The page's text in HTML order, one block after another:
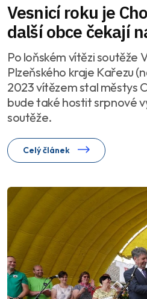
Vesnicí roku je
další obce čekají
Po loňském vítězi soutěže
Plzeňského kraje Kařezu
2023 vítězem stal městys
bude také hostit srpnové
soutěže.
Celý článek